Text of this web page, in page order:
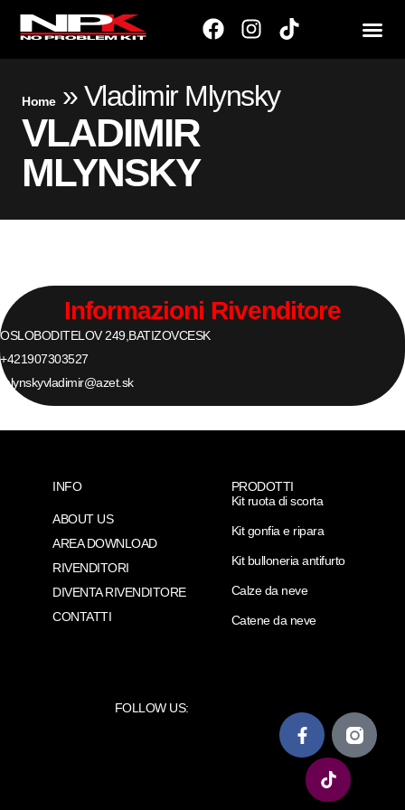
Home»Vladimir Mlynsky
VLADIMIR
MLYNSKY
Informazioni Rivenditore
OSLOBODITELOV 249, BATIZOVCESK
+421907303527
mlynskyvladimir@azet.sk
INFO
ABOUT US
AREA DOWNLOAD
RIVENDITORI
DIVENTA RIVENDITORE
CONTATTI
PRODOTTI
Kit ruota di scorta
Kit gonfia e ripara
Kit bulloneria antifurto
Calze da neve
Catene da neve
FOLLOW US: